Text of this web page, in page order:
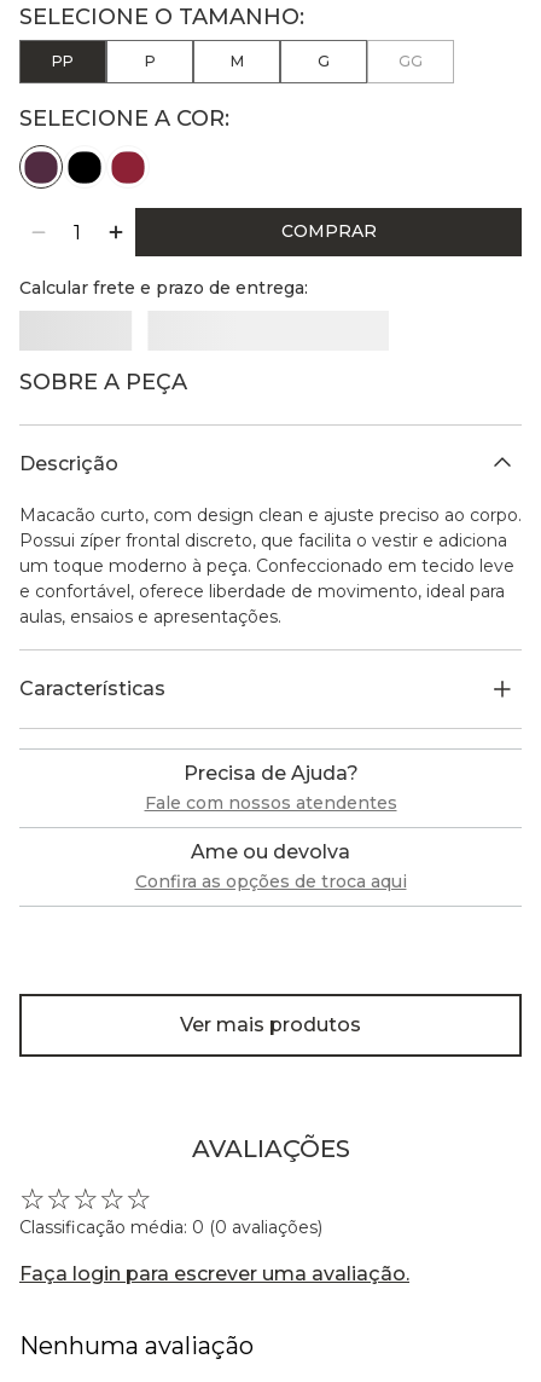
PP P M G GG
SELECIONE A COR:
COMPRAR
Calcular frete e prazo de entrega:
SOBRE A PEÇA
Descrição
Macacão curto, com design clean e ajuste preciso ao corpo.
Possui zíper frontal discreto, que facilita o vestir e adiciona
um toque moderno à peça. Confeccionado em tecido leve
e confortável, oferece liberdade de movimento, ideal para
aulas, ensaios e apresentações.
Características
Precisa de Ajuda?
Fale com nossos atendentes
Ame ou devolva
Confira as opções de troca aqui
Ver mais produtos
AVALIAÇÕES
☆☆☆☆☆
Classificação média: 0 (0 avaliações)
Faça login para escrever uma avaliação.
Nenhuma avaliação